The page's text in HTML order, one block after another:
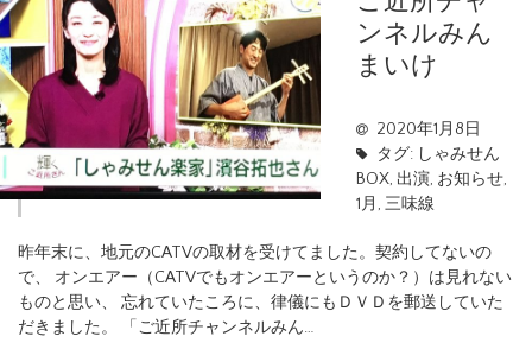
ンネルみん
まいけ
2020年1月8日
タグ: しゃみせん
BOX, 出演, お知らせ,
1月 , 三味線
昨年末に、地元のCATVの取材を受けてました。契約してないの
で、 オンエアー（CATVでもオンエアーというのか？）は見れない
ものと思い、 忘れていたころに、律儀にもＤＶＤを郵送していた
だきました。 「ご近所チャンネルみん…